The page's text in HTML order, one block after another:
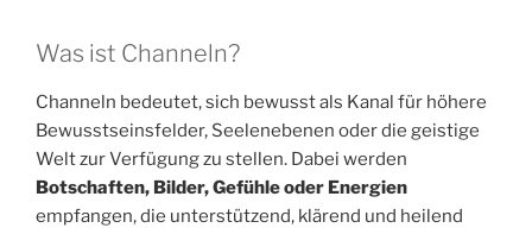
Was ist Channeln?
Channeln bedeutet, sich bewusst als Kanal für höhere
Bewusstseinsfelder, Seelenebenen oder die geistige
Welt zur Verfügung zu stellen. Dabei werden
Botschaften, Bilder, Gefühle oder Energien
empfangen, die unterstützend, klärend und heilend